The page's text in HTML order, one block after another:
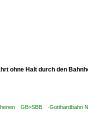
ohne Halt durch den
GB>SBB ·Gotthardbahn